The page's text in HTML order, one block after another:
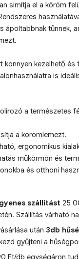
simítja el a köröm
ápoltabbnak tűnnek,
könnyen kezelhető és
is
a természetes
a körömlemezt.
ergonomikus
műkörmön és
és otthoni
szállítást 25
Szállítás várható
után 3db
gyűjteni a
Ft/db egységáron